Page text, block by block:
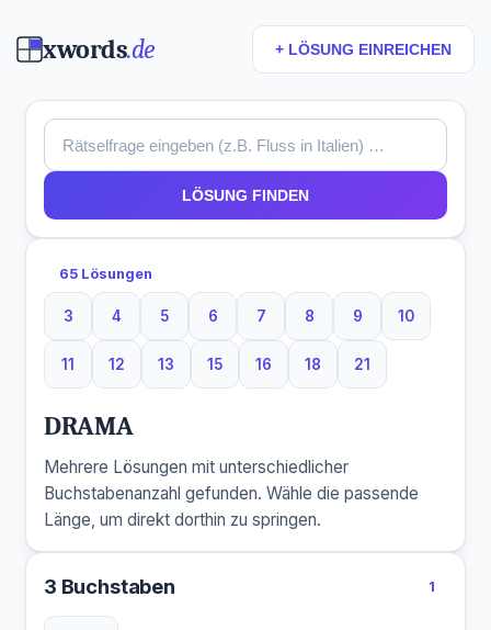
xwords.de + LÖSUNG EINREICHEN
LÖSUNG FINDEN
65 Lösungen
3
3 Buchstaben
4
4 Buchstaben
5
5 Buchstaben
6
6 Buchstaben
7
7 Buchstaben
8
8 Buchstaben
9
9 Buchstaben
10
10
11
11 Buchstaben
12
12 Buchstaben
13
13 Buchstaben
15
15 Buchstaben
16
16 Buchstaben
18
18 Buchstaben
21
21 Buchstaben
DRAMA
Mehrere Lösungen mit unterschiedlicher
Buchstabenanzahl gefunden. Wähle die passende
Länge, um direkt dorthin zu springen.
3 Buchstaben 1